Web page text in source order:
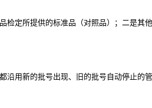
定所提供的标准品（对照品）；二是
用新的批号出现、旧的批号自动停止的管